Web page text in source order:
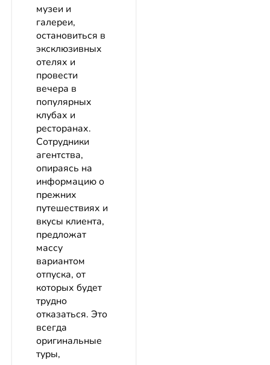
музеи и
галереи,
остановиться в
эксклюзивных
отелях и
провести
вечера в
популярных
клубах и
ресторанах.
Сотрудники
агентства,
опираясь на
информацию о
прежних
путешествиях и
вкусы клиента,
предложат
массу
вариантом
отпуска, от
которых будет
трудно
отказаться. Это
всегда
оригинальные
туры,